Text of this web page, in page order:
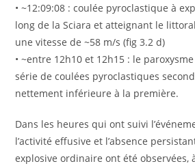
• ~12:09:08 : coulée pyroclastique à
long de la Sciara et atteignant le
une vitesse de ~58 m/s (fig 3.2 d)
• ~entre 12h10 et 12h15 : le
série de coulées pyroclastiques
nettement inférieure à la première.
Dans les heures qui ont suivi
l’activité effusive et l’absence
explosive ordinaire ont été observées,